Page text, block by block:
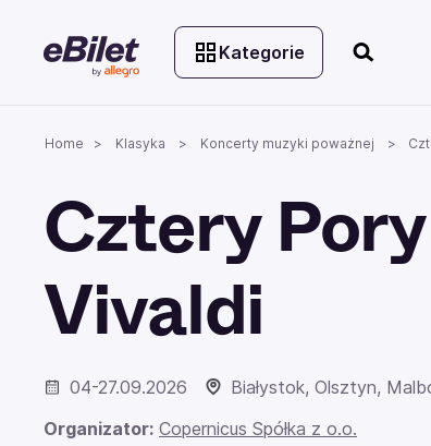
Kategorie
Home Klasyka Koncerty muzyki poważnej
Cztery
Vivaldi
04-27.09.2026
Białystok, Olsztyn,
Organizator: Copernicus Spółka z o.o.